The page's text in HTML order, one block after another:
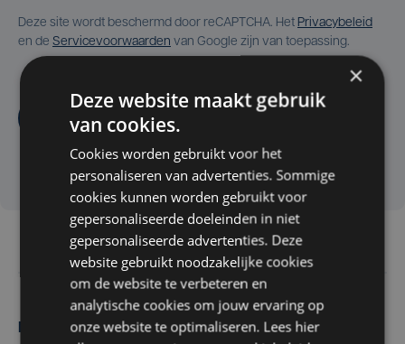
Deze site wordt beschermd door reCAPTCHA. Het Privacybeleid
en de Servicevoorwaarden van Google zijn van toepassing.
Aanvragen
Maak zelf het nieuws
×
Deze website maakt gebruik
van cookies.
Cookies worden gebruikt voor het
personaliseren van advertenties. Sommige
cookies kunnen worden gebruikt voor
gepersonaliseerde doeleinden in niet
gepersonaliseerde advertenties. Deze
website gebruikt noodzakelijke cookies
om de website te verbeteren en
analytische cookies om jouw ervaring op
onze website te optimaliseren. Lees hier